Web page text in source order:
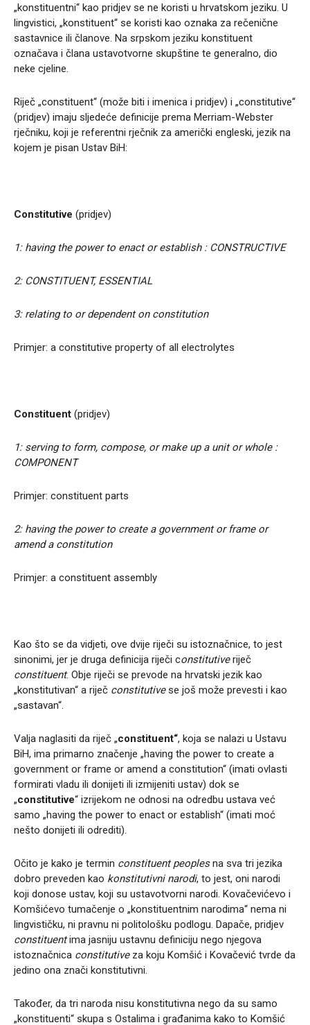
„konstituentni“ kao pridjev se ne koristi u hrvatskom jeziku. U
lingvistici, „konstituent“ se koristi kao oznaka za rečenične
sastavnice ili članove. Na srpskom jeziku konstituent
označava i člana ustavotvorne skupštine te generalno, dio
neke cjeline.
Riječ „constituent“ (može biti i imenica i pridjev) i „constitutive“
(pridjev) imaju sljedeće definicije prema Merriam-Webster
rječniku, koji je referentni rječnik za američki engleski, jezik na
kojem je pisan Ustav BiH:
Constitutive (pridjev)
1: having the power to enact or establish : CONSTRUCTIVE
2: CONSTITUENT, ESSENTIAL
3: relating to or dependent on constitution
Primjer: a constitutive property of all electrolytes
Constituent (pridjev)
1: serving to form, compose, or make up a unit or whole :
COMPONENT
Primjer: constituent parts
2: having the power to create a government or frame or
amend a constitution
Primjer: a constituent assembly
Kao što se da vidjeti, ove dvije riječi su istoznačnice, to jest
sinonimi, jer je druga definicija riječi constitutiveriječ
constituent. Obje riječi se prevode na hrvatski jezik kao
„konstitutivan“ a riječ constitutivese još može prevesti i kao
„sastavan“.
Valja naglasiti da riječ „constituent“, koja se nalazi u Ustavu
BiH, ima primarno značenje „having the power to create a
government or frame or amend a constitution“ (imati ovlasti
formirati vladu ili donijeti ili izmijeniti ustav) dok se
„constitutive“ izrijekom ne odnosi na odredbu ustava već
samo „having the power to enact or establish“ (imati moć
nešto donijeti ili odrediti).
Očito je kako je termin constituent peoplesna sva tri jezika
dobro preveden kao konstitutivni narodi, to jest, oni narodi
koji donose ustav, koji su ustavotvorni narodi. Kovačevićevo i
Komšićevo tumačenje o „konstituentnim narodima“ nema ni
lingvističku, ni pravnu ni politološku podlogu. Dapače, pridjev
constituentima jasniju ustavnu definiciju nego njegova
istoznačnica constitutiveza koju Komšić i Kovačević tvrde da
jedino ona znači konstitutivni.
Također, da tri naroda nisu konstitutivna nego da su samo
„konstituenti“ skupa s Ostalima i građanima kako to Komšić